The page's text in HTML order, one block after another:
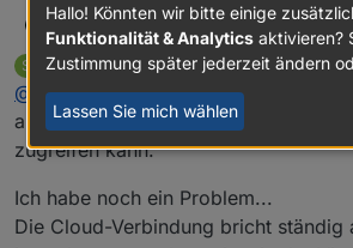
apollon77@sit-inWo kommt der Post
kann via Cloud nicht gehen :-)
Übersichtsseite im Admin oder
S sit-inschrieb am20. Okt. 2022, 04:19
zuletzt editiert von
@ apollon77ja genau, habe aber
auf der übersichtsseite von
zugreifen kann.
Ich habe noch ein Problem...
Die Cloud-Verbindung bricht ständig
Hallo! Könnten wir bitte einige
Funktionalität & Analytics aktivieren?
Zustimmung später jederzeit ändern
Lassen Sie mich wählen